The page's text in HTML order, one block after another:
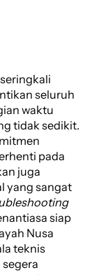
seluruh
waktu
tidak sedikit.
pada
juga
yang sangat
siap
Nusa
teknis